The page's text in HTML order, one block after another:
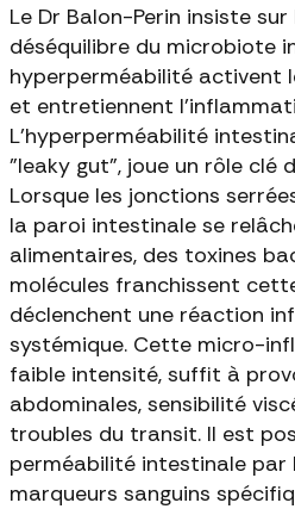
Le Dr Balon-Perin insiste
déséquilibre du microbiote
hyperperméabilité activent
et entretiennent
L'hyperperméabilité
"leaky gut", joue un rôle clé
Lorsque les jonctions
la paroi intestinale se
alimentaires, des toxines
molécules franchissent
déclenchent une réaction
systémique. Cette micro-
faible intensité, suffit à
abdominales, sensibilité
troubles du transit. Il est
perméabilité intestinale par
marqueurs sanguins